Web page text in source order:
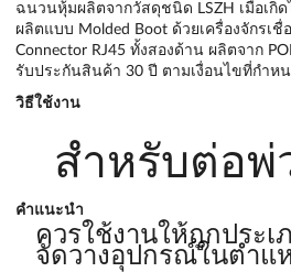
ฉนวนหุ้มผลิตจากวัสดุชนิด LSZH เมื่อเกิ
ผลิตแบบ Molded Boot ด้วยเครื่องจักรเ
Connector RJ45 ทั้งสองด้าน ผลิตจาก
รับประกันสินค้า 30 ปี ตามเงื่อนไขที่กำห
วิธีใช้งาน
สำหรับต่อพ่
คำแนะนำ
ควรใช้งานให้ถูกประเ
จัดวางอุปกรณ์ในตำแ